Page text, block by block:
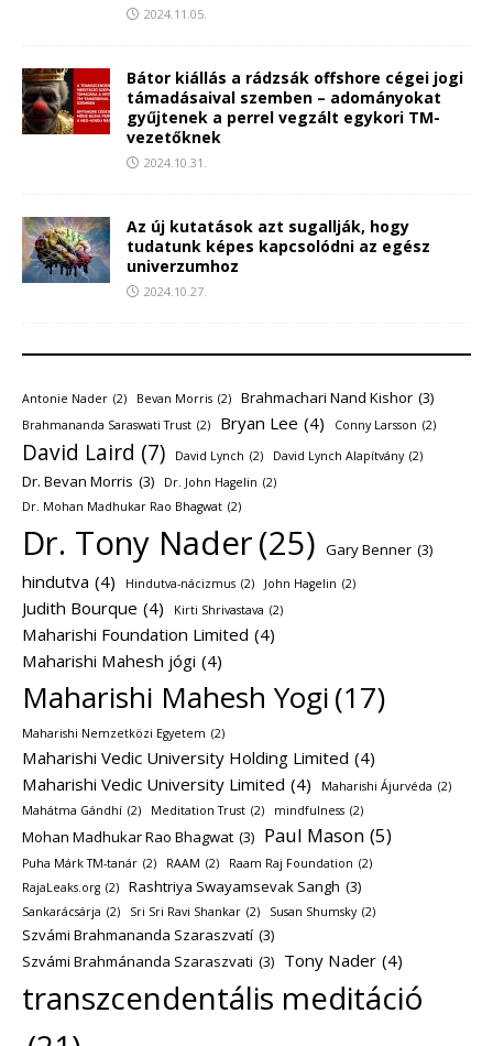
2024.11.05.
Bátor kiállás a rádzsák offshore cégei jogi
támadásaival szemben – adományokat
gyűjtenek a perrel vegzált egykori TM-
vezetőknek
2024.10.31.
Az új kutatások azt sugallják, hogy
tudatunk képes kapcsolódni az egész
univerzumhoz
2024.10.27.
Antonie Nader (2) Bevan Morris (2) Brahmachari Nand Kishor (3)
Brahmananda Saraswati Trust (2) Bryan Lee (4) Conny Larsson (2)
David Laird (7) David Lynch (2) David Lynch Alapítvány (2)
Dr. Bevan Morris (3) Dr. John Hagelin (2)
Dr. Mohan Madhukar Rao Bhagwat (2)
Dr. Tony Nader(25) Gary Benner (3)
hindutva (4) Hindutva-nácizmus (2) John Hagelin (2)
Judith Bourque (4) Kirti Shrivastava (2)
Maharishi Foundation Limited (4)
Maharishi Mahesh jógi (4)
Maharishi Mahesh Yogi(17)
Maharishi Nemzetközi Egyetem (2)
Maharishi Vedic University Holding Limited (4)
Maharishi Vedic University Limited (4) Maharishi Ájurvéda (2)
Mahátma Gándhí (2) Meditation Trust (2) mindfulness (2)
Mohan Madhukar Rao Bhagwat (3) Paul Mason (5)
Puha Márk TM-tanár (2) RAAM (2) Raam Raj Foundation (2)
RajaLeaks.org (2) Rashtriya Swayamsevak Sangh (3)
Sankarácsárja (2) Sri Sri Ravi Shankar (2) Susan Shumsky (2)
Szvámi Brahmananda Szaraszvatí (3)
Szvámi Brahmánanda Szaraszvati (3) Tony Nader (4)
transzcendentális meditáció